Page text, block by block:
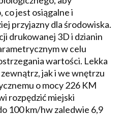
co jest osiągalne i
przyjazny dla środowiska.
drukowanej 3D i dzianin
w celu
wartości. Lekka
jak i we wnętrzu
o mocy 226 KM
rozpędzić miejski
100 km/hw zaledwie 6,9